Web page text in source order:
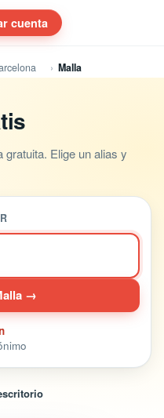
cuenta
Malla
gratuita. Elige un alias y
→